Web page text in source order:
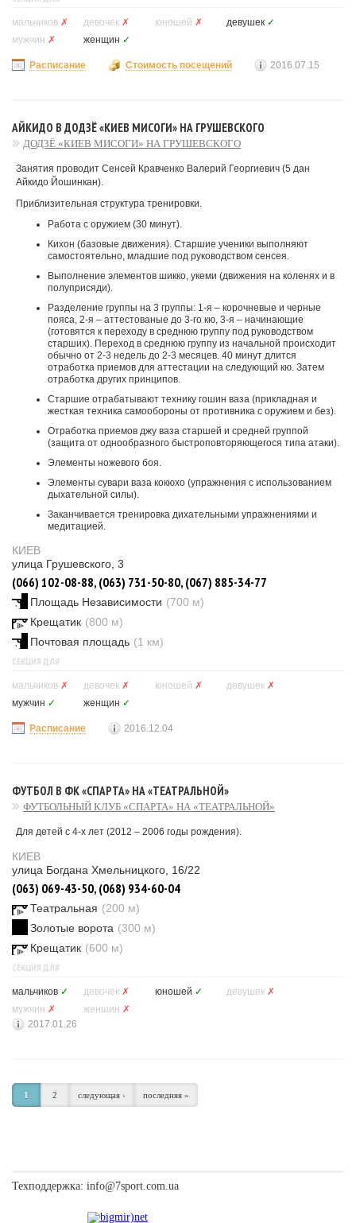
мальчиков ✗ девочек ✗ юношей ✗ девушек ✓
мужчин ✗ женщин ✓
Расписание Стоимость посещений 2016.07.15
АЙКИДО В ДОДЗЁ «КИЕВ МИСОГИ» НА ГРУШЕВСКОГО
ДОДЗЁ «КИЕВ МИСОГИ» НА ГРУШЕВСКОГО
Занятия проводит Сенсей Кравченко Валерий Георгиевич (5 дан
Айкидо Йошинкан).
Приблизительная структура тренировки.
Работа с оружием (30 минут).
Кихон (базовые движения). Старшие ученики выполняют
самостоятельно, младшие под руководством сенсея.
Выполнение элементов шикко, укеми (движения на коленях и в
полуприсяди).
Разделение группы на 3 группы: 1-я – корочневые и черные
пояса, 2-я – аттестованые до 3-го кю, 3-я – начинающие
(готовятся к переходу в среднюю группу под руководством
старших). Переход в среднюю группу из начальной происходит
обычно от 2-3 недель до 2-3 месяцев. 40 минут длится
отработка приемов для аттестации на следующий кю. Затем
отработка других принципов.
Старшие отрабатывают технику гошин ваза (прикладная и
жесткая техника самообороны от противника с оружием и без).
Отработка приемов джу ваза старшей и средней группой
(защита от однообразного быстроповторяющегося типа атаки).
Элементы ножевого боя.
Элементы сувари ваза кокюхо (упражнения с использованием
дыхательной силы).
Заканчивается тренировка дихательными упражнениями и
медитацией.
КИЕВ
улица Грушевского, 3
(066) 102-08-88, (063) 731-50-80, (067) 885-34-77
Площадь Независимости (700 м)
Крещатик (800 м)
Почтовая площадь (1 км)
СЕКЦИЯ ДЛЯ
мальчиков ✗ девочек ✗ юношей ✗ девушек ✗
мужчин ✓ женщин ✓
Расписание 2016.12.04
ФУТБОЛ В ФК «СПАРТА» НА «ТЕАТРАЛЬНОЙ»
ФУТБОЛЬНЫЙ КЛУБ «СПАРТА» НА «ТЕАТРАЛЬНОЙ»
Для детей с 4-х лет (2012 – 2006 годы рождения).
КИЕВ
улица Богдана Хмельницкого, 16/22
(063) 069-43-50, (068) 934-60-04
Театральная (200 м)
Золотые ворота (300 м)
Крещатик (600 м)
СЕКЦИЯ ДЛЯ
мальчиков ✓ девочек ✗ юношей ✓ девушек ✗
мужчин ✗ женщин ✗
2017.01.26
1 2 следующая › последняя »
Техподдержка: info@7sport.com.ua